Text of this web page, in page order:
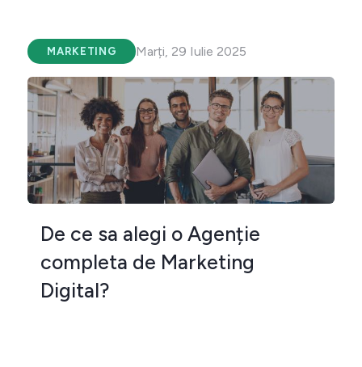
MARKETING Marți, 29 Iulie 2025
De ce sa alegi o Agenție
completa de Marketing
Digital?